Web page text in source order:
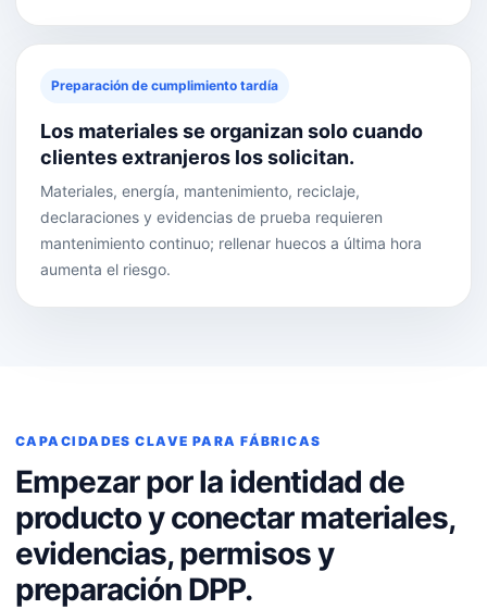
Preparación de cumplimiento tardía
Los materiales se organizan solo cuando
clientes extranjeros los solicitan.
Materiales, energía, mantenimiento, reciclaje,
declaraciones y evidencias de prueba requieren
mantenimiento continuo; rellenar huecos a última hora
aumenta el riesgo.
CAPACIDADES CLAVE PARA FÁBRICAS
Empezar por la identidad de
producto y conectar materiales,
evidencias, permisos y
preparación DPP.